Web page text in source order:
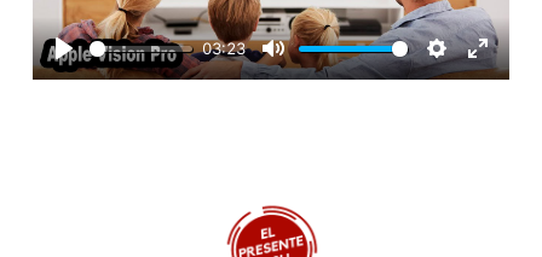
Play
03:23
Mute Settings
Enter